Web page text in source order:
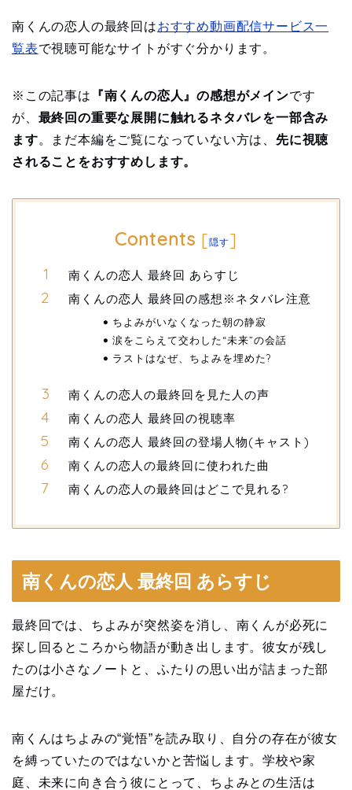
南くんの恋人の最終回はおすすめ動画配信サービス一
覧表で視聴可能なサイトがすぐ分かります。
※この記事は 『南くんの恋人』の感想がメインです
が、 最終回の重要な展開に触れるネタバレを一部含み
ます。まだ本編をご覧になっていない方は、 先に視聴
されることをおすすめします。
Contents [隠す]
南くんの恋人 最終回 あらすじ
南くんの恋人 最終回の感想※ネタバレ注意
ちよみがいなくなった朝の静寂
涙をこらえて交わした“未来”の会話
ラストはなぜ、ちよみを埋めた?
南くんの恋人の最終回を見た人の声
南くんの恋人 最終回の視聴率
南くんの恋人 最終回の登場人物(キャスト)
南くんの恋人の最終回に使われた曲
南くんの恋人の最終回はどこで見れる?
南くんの恋人 最終回 あらすじ
最終回では、ちよみが突然姿を消し、南くんが必死に
探し回るところから物語が動き出します。彼女が残し
たのは小さなノートと、ふたりの思い出が詰まった部
屋だけ。
南くんはちよみの“覚悟”を読み取り、自分の存在が彼女
を縛っていたのではないかと苦悩します。学校や家
庭、未来に向き合う彼にとって、ちよみとの生活は